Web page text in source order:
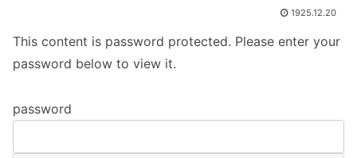
1925.12.20
This content is password protected. Please enter your
password below to view it.
password